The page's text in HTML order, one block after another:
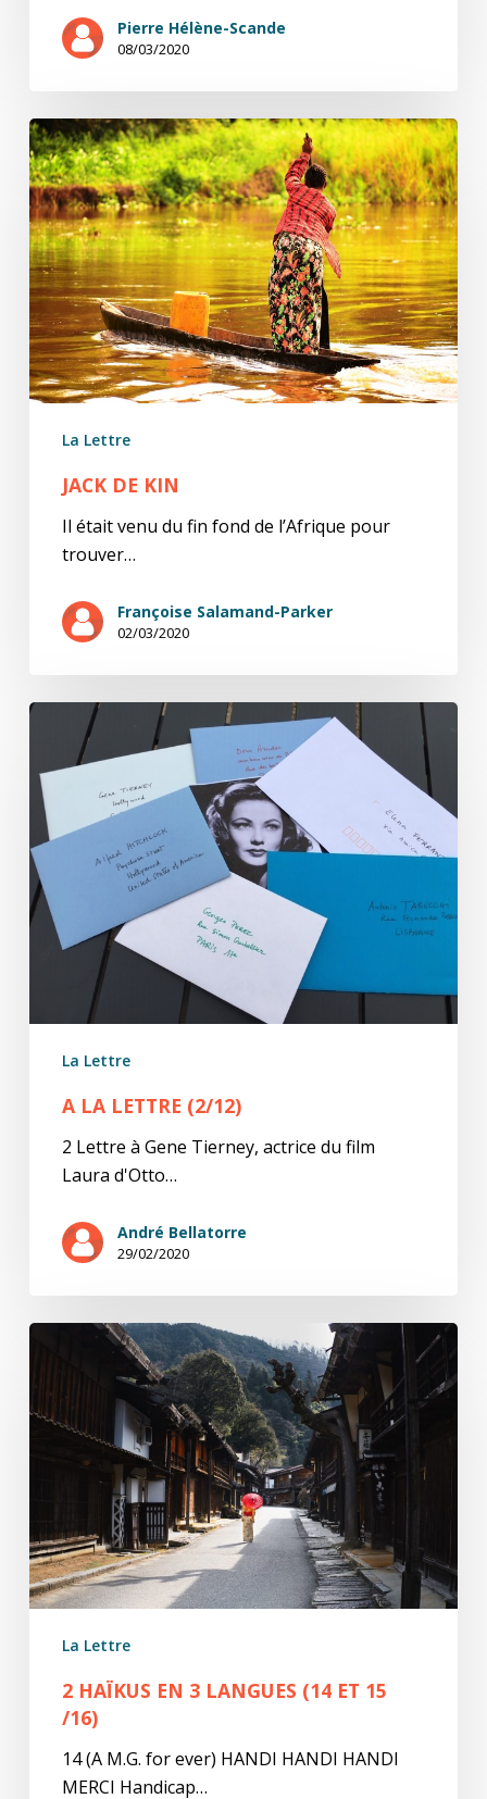
Pierre Hélène-Scande
08/03/2020
Jack
de
Kin
La Lettre
JACK DE KIN
Il était venu du fin fond de l’Afrique pour
trouver…
Françoise Salamand-Parker
02/03/2020
A
lettre
(2/12)
La Lettre
A LA LETTRE (2/12)
2 Lettre à Gene Tierney, actrice du film
Laura d'Otto…
André Bellatorre
29/02/2020
2
en
3
Langues
15
/16)
La Lettre
2 HAÏKUS EN 3 LANGUES (14 ET 15
/16)
14 (A M.G. for ever) HANDI HANDI HANDI
MERCI Handicap…